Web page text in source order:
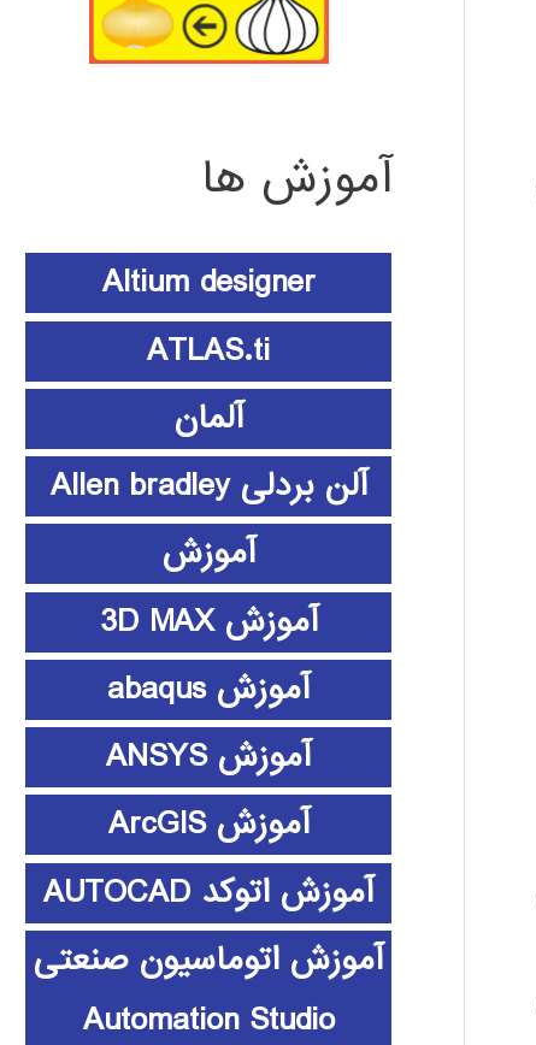
آموزش ها
Altium designer
ATLAS.ti
آلمان
آلن بردلی Allen bradley
آموزش
آموزش 3D MAX
آموزش abaqus
آموزش ANSYS
آموزش ArcGIS
آموزش اتوکد AUTOCAD
آموزش اتوماسیون صنعتی
Automation Studio